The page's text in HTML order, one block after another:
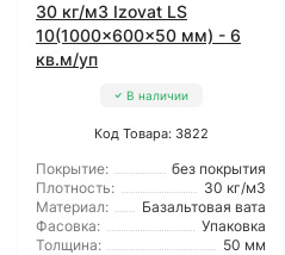
30 кг/м3 Izovat LS
10(1000x600x50 мм) - 6
кв.м/уп
В наличии
Код Товара: 3822
Покрытие:
без покрытия
Плотность:
30 кг/м3
Материал:
Базальтовая вата
Фасовка:
Упаковка
Толщина:
50 мм